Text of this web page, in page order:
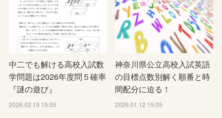
中二でも解ける高校入試数
学問題は2026年度問５確率
『謎の遊び』
2026.02.19 15:05
神奈川県公立高校入試英語
の目標点数別解く順番と時
間配分に迫る！
2026.01.12 15:05